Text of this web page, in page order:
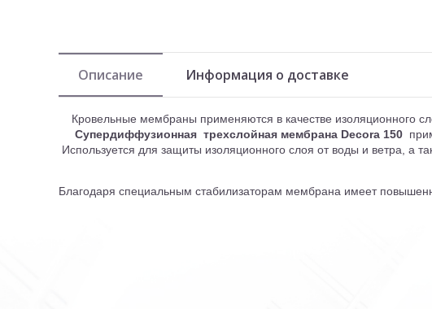
Описание Информация о доставке
Кровельные мембраны применяются в качестве изоляционного
Супердиффузионная трехслойная мембрана Decora 150
Используется для защиты изоляционного слоя от воды и ветра, а
Благодаря специальным стабилизаторам мембрана имеет